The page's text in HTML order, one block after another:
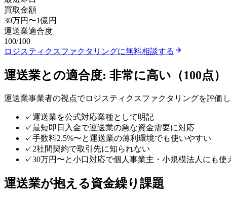
買取金額
30万円 〜1億円
運送業適合度
100/100
ロジスティクスファクタリングに無料相談する
運送業との適合度: 非常に高い （100点）
運送業事業者の視点でロジスティクスファクタリングを評価
✓運送業を公式対応業種として明記
✓最短即日入金で運送業の急な資金需要に対応
✓手数料2.5%〜と運送業の薄利環境でも使いやすい
✓2社間契約で取引先に知られない
✓30万円〜と小口対応で個人事業主・小規模法人にも使
運送業が抱える資金繰り課題